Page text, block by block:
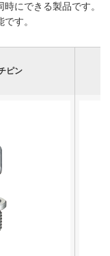
にできる製品です。
す。
ピン